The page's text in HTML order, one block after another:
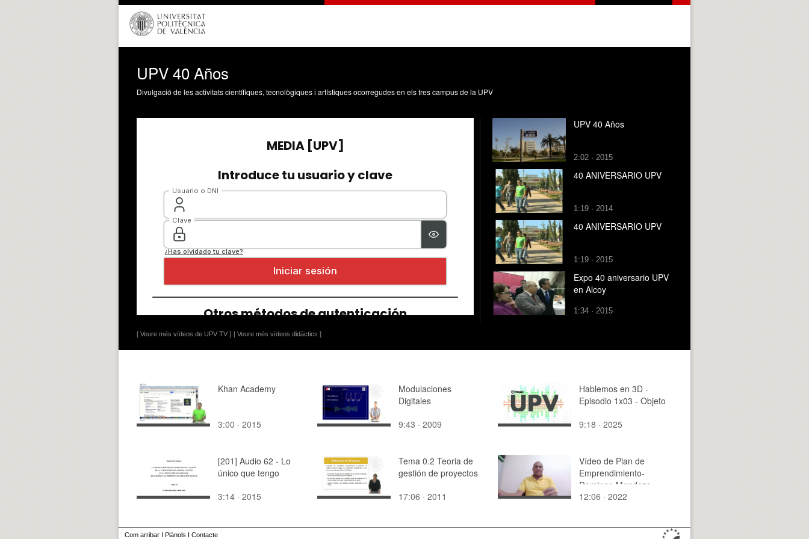
UPV 40 Años
Divulgació de les activitats científiques, tecnològiques i artístiques ocorregudes en els tres campus de la UPV
[ Veure més vídeos de UPV TV ] [ Veure més vídeos didàctics ]
UPV 40 Años
2:02 · 2015
40 ANIVERSARIO UPV
1:19 · 2014
40 ANIVERSARIO UPV
1:19 · 2015
Expo 40 aniversario UPV
en Alcoy
1:34 · 2015
Khan Academy
3:00 · 2015
Modulaciones
Digitales
9:43 · 2009
Hablemos en 3D -
Episodio 1x03 - Objeto
9:18 · 2025
[201] Audio 62 - Lo
único que tengo
3:14 · 2015
Tema 0.2 Teoria de
gestión de proyectos
17:06 · 2011
Vídeo de Plan de
Emprendimiento-
Domingo Mendoza
12:06 · 2022
Com arribar I Plànols I Contacte